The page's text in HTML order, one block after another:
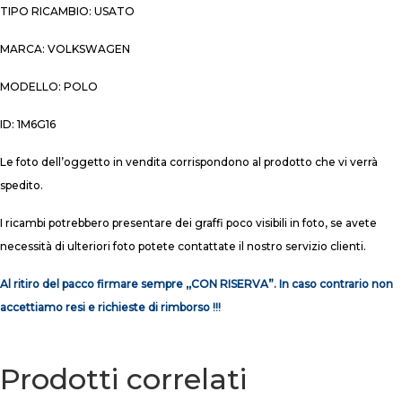
TIPO RICAMBIO: USATO
MARCA: VOLKSWAGEN
MODELLO: POLO
ID: 1M6G16
Le foto dell’oggetto in vendita corrispondono al prodotto che vi verrà
spedito.
I ricambi potrebbero presentare dei graffi poco visibili in foto, se avete
necessità di ulteriori foto potete contattate il nostro servizio clienti.
Al ritiro del pacco firmare sempre ,,CON RISERVA”. In caso contrario non
accettiamo resi e richieste di rimborso !!!
Prodotti correlati